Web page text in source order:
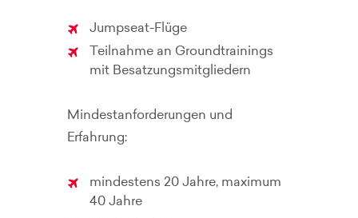
Jumpseat-Flüge
Teilnahme an Groundtrainings
mit Besatzungsmitgliedern
Mindestanforderungen und
Erfahrung:
mindestens 20 Jahre, maximum
40 Jahre